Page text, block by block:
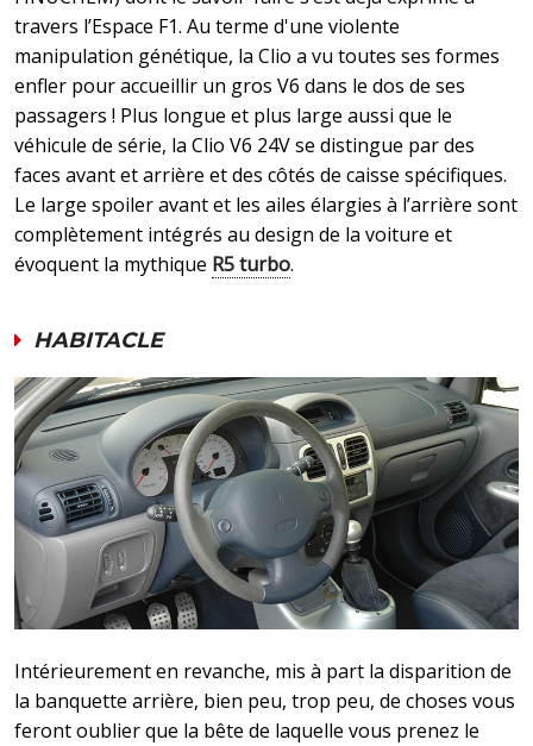
travers l’Espace F1. Au terme d'une violente
manipulation génétique, la Clio a vu toutes ses formes
enfler pour accueillir un gros V6 dans le dos de ses
passagers ! Plus longue et plus large aussi que le
véhicule de série, la Clio V6 24V se distingue par des
faces avant et arrière et des côtés de caisse spécifiques.
Le large spoiler avant et les ailes élargies à l’arrière sont
complètement intégrés au design de la voiture et
évoquent la mythique R5 turbo.
HABITACLE
Intérieurement en revanche, mis à part la disparition de
la banquette arrière, bien peu, trop peu, de choses vous
feront oublier que la bête de laquelle vous prenez le